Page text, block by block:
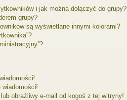
i jak można dołączyć do grupy?
grupy?
są wyświetlane innymi kolorami?
wiadomości!
obraźliwy e-mail od kogoś z tej witryny!